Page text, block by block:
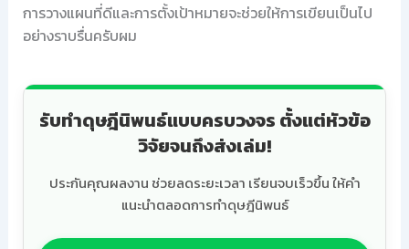
การวางแผนที่ดีและการตั้งเป้าหมายจะช่วยให้การเขียนเป็นไป
อย่างราบรื่นครับผม
รับทำดุษฎีนิพนธ์แบบครบวงจร ตั้งแต่หัวข้อ
วิจัยจนถึงส่งเล่ม!
ประกันคุณผลงาน ช่วยลดระยะเวลา เรียนจบเร็วขึ้น ให้คำ
แนะนำตลอดการทำดุษฎีนิพนธ์